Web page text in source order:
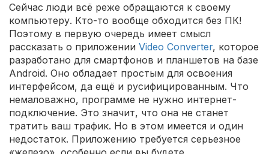
Сейчас люди всё реже обращаются к своему
компьютеру. Кто-то вообще обходится без ПК!
Поэтому в первую очередь имеет смысл
рассказать о приложении Video Converter, которое
разработано для смартфонов и планшетов на базе
Android. Оно обладает простым для освоения
интерфейсом, да ещё и русифицированным. Что
немаловажно, программе не нужно интернет-
подключение. Это значит, что она не станет
тратить ваш трафик. Но в этом имеется и один
недостаток. Приложению требуется серьезное